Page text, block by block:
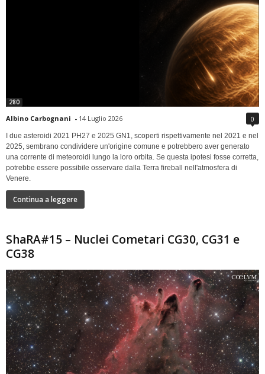
280
Albino Carbognani - 14 Luglio 2026 0
I due asteroidi 2021 PH27 e 2025 GN1, scoperti rispettivamente nel 2021 e nel
2025, sembrano condividere un'origine comune e potrebbero aver generato
una corrente di meteoroidi lungo la loro orbita. Se questa ipotesi fosse corretta,
potrebbe essere possibile osservare dalla Terra fireball nell'atmosfera di
Venere.
Continua a leggere
ShaRA#15 – Nuclei Cometari CG30, CG31 e
CG38